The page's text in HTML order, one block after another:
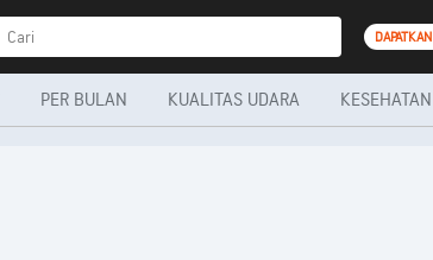
PER BULAN KUALITAS UDARA